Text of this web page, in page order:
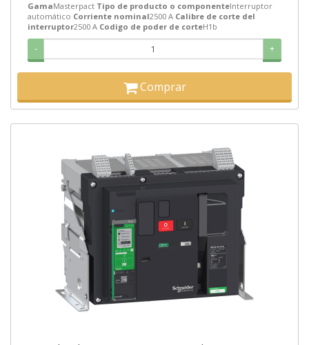
GamaMasterpact Tipo de producto o componenteInterruptor
automático Corriente nominal2500 A Calibre de corte del
interruptor2500 A Codigo de poder de corteH1b
- +
Comprar